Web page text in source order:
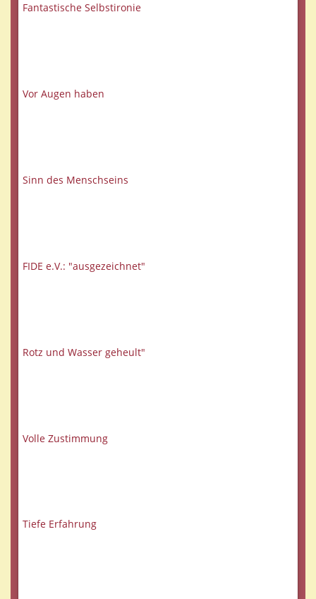
Fantastische Selbstironie
Vor Augen haben
Sinn des Menschseins
FIDE e.V.: "ausgezeichnet"
Rotz und Wasser geheult"
Volle Zustimmung
Tiefe Erfahrung